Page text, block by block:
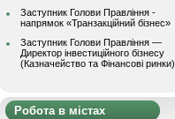
Заступник Голови Правління -
напрямок «Транзакційний бізнес»
Заступник Голови Правління —
Директор інвестиційного бізнесу
(Казначейство та Фінансові ринки)
Робота в містах